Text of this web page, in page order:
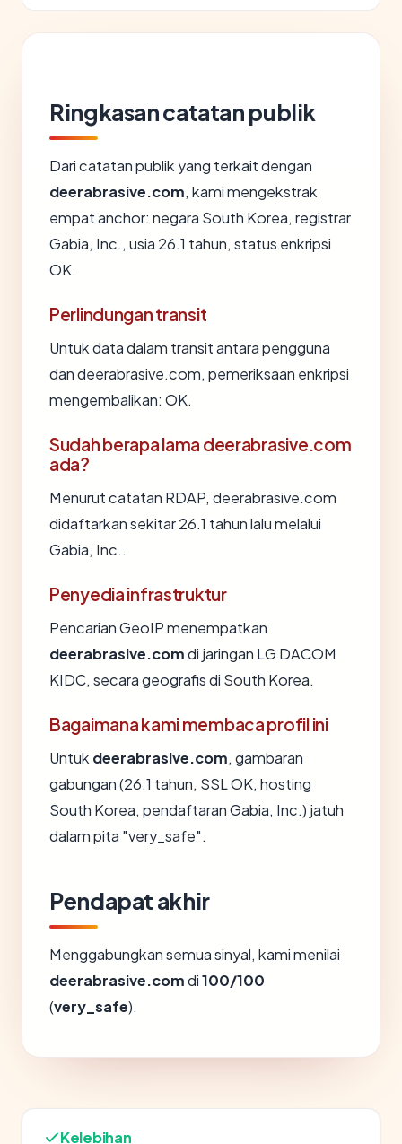
Ringkasan catatan publik
Dari catatan publik yang terkait dengan
deerabrasive.com, kami mengekstrak
empat anchor: negara South Korea, registrar
Gabia, Inc., usia 26.1 tahun, status enkripsi
OK.
Perlindungan transit
Untuk data dalam transit antara pengguna
dan deerabrasive.com, pemeriksaan enkripsi
mengembalikan: OK.
Sudah berapa lama deerabrasive.com
ada?
Menurut catatan RDAP, deerabrasive.com
didaftarkan sekitar 26.1 tahun lalu melalui
Gabia, Inc..
Penyedia infrastruktur
Pencarian GeoIP menempatkan
deerabrasive.comdi jaringan LG DACOM
KIDC, secara geografis di South Korea.
Bagaimana kami membaca profil ini
Untuk deerabrasive.com, gambaran
gabungan (26.1 tahun, SSL OK, hosting
South Korea, pendaftaran Gabia, Inc.) jatuh
dalam pita "very_safe".
Pendapat akhir
Menggabungkan semua sinyal, kami menilai
deerabrasive.comdi100/100
(very_safe).
Kelebihan